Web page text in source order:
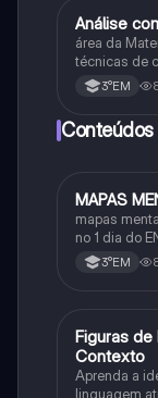
Matematica
Análise
área da
técnicas de
situações
3°EM
Português
MAPAS
mapas
no 1 dia do
3°EM
FPortuguês
Figuras
Contexto
Aprenda a
linguagem